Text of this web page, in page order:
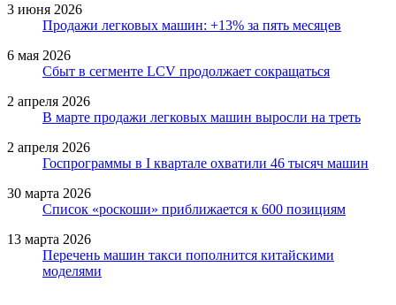
3 июня 2026
Продажи легковых машин: +13% за пять месяцев
6 мая 2026
Сбыт в сегменте LCV продолжает сокращаться
2 апреля 2026
В марте продажи легковых машин выросли на треть
2 апреля 2026
Госпрограммы в I квартале охватили 46 тысяч машин
30 марта 2026
Список «роскоши» приближается к 600 позициям
13 марта 2026
Перечень машин такси пополнится китайскими
моделями